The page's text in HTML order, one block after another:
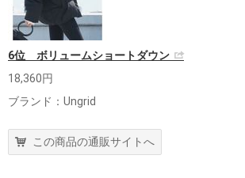
6位 ボリュームショートダウン
18,360円
ブランド：Ungrid
この商品の通販サイトへ